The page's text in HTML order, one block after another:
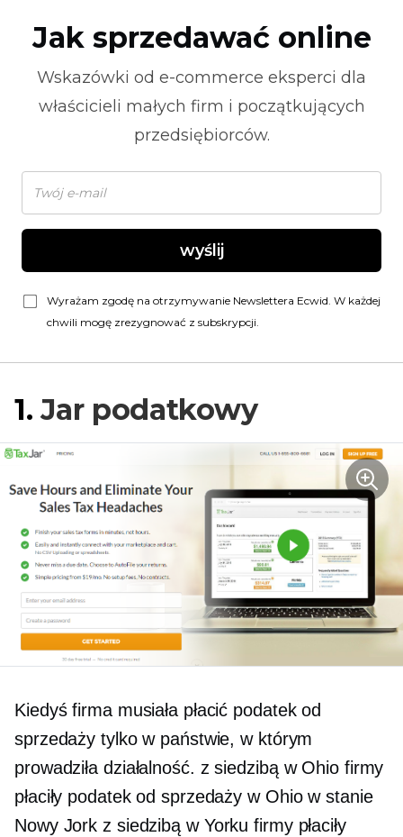
Jak sprzedawać online
Wskazówki od e-commerce eksperci dla
właścicieli małych firm i początkujących
przedsiębiorców.
wyślij
Wyrażam zgodę na otrzymywanie Newslettera Ecwid. W każdej
chwili mogę zrezygnować z subskrypcji.
1.Jar podatkowy
Kiedyś firma musiała płacić podatek od
sprzedaży tylko w państwie, w którym
prowadziła działalność. z siedzibą w Ohiofirmy
płaciły podatek od sprzedaży w Ohio w stanie
Nowy Jorkz siedzibą w Yorku firmy płaciły